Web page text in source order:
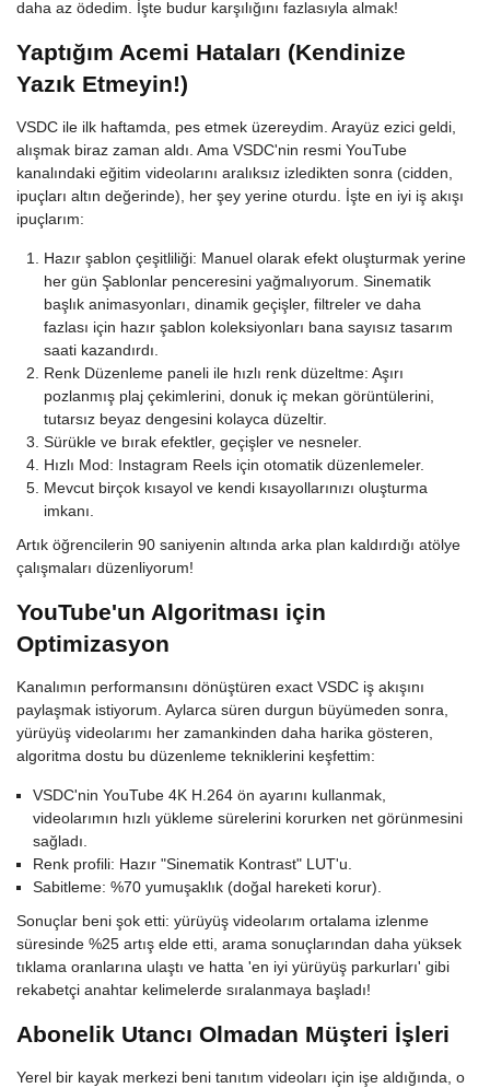
daha az ödedim. İşte budur karşılığını fazlasıyla almak!
Yaptığım Acemi Hataları (Kendinize
Yazık Etmeyin!)
VSDC ile ilk haftamda, pes etmek üzereydim. Arayüz ezici geldi,
alışmak biraz zaman aldı. Ama VSDC'nin resmi YouTube
kanalındaki eğitim videolarını aralıksız izledikten sonra (cidden,
ipuçları altın değerinde), her şey yerine oturdu. İşte en iyi iş akışı
ipuçlarım:
Hazır şablon çeşitliliği: Manuel olarak efekt oluşturmak yerine
her gün Şablonlar penceresini yağmalıyorum. Sinematik
başlık animasyonları, dinamik geçişler, filtreler ve daha
fazlası için hazır şablon koleksiyonları bana sayısız tasarım
saati kazandırdı.
Renk Düzenleme paneli ile hızlı renk düzeltme: Aşırı
pozlanmış plaj çekimlerini, donuk iç mekan görüntülerini,
tutarsız beyaz dengesini kolayca düzeltir.
Sürükle ve bırak efektler, geçişler ve nesneler.
Hızlı Mod: Instagram Reels için otomatik düzenlemeler.
Mevcut birçok kısayol ve kendi kısayollarınızı oluşturma
imkanı.
Artık öğrencilerin 90 saniyenin altında arka plan kaldırdığı atölye
çalışmaları düzenliyorum!
YouTube'un Algoritması için
Optimizasyon
Kanalımın performansını dönüştüren exact VSDC iş akışını
paylaşmak istiyorum. Aylarca süren durgun büyümeden sonra,
yürüyüş videolarımı her zamankinden daha harika gösteren,
algoritma dostu bu düzenleme tekniklerini keşfettim:
VSDC'nin YouTube 4K H.264 ön ayarını kullanmak,
videolarımın hızlı yükleme sürelerini korurken net görünmesini
sağladı.
Renk profili: Hazır "Sinematik Kontrast" LUT'u.
Sabitleme: %70 yumuşaklık (doğal hareketi korur).
Sonuçlar beni şok etti: yürüyüş videolarım ortalama izlenme
süresinde %25 artış elde etti, arama sonuçlarından daha yüksek
tıklama oranlarına ulaştı ve hatta 'en iyi yürüyüş parkurları' gibi
rekabetçi anahtar kelimelerde sıralanmaya başladı!
Abonelik Utancı Olmadan Müşteri İşleri
Yerel bir kayak merkezi beni tanıtım videoları için işe aldığında, o